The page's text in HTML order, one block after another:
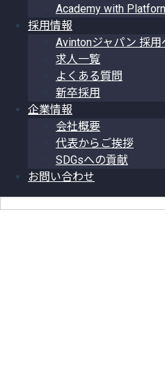
Academy with
採用情報
Avintonジャパン 採用
求人一覧
よくある質問
新卒採用
企業情報
会社概要
代表からご挨拶
SDGsへの貢献
お問い合わせ